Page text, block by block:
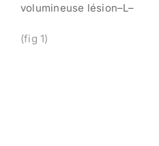
volumineuse lésion–L–
(fig 1)